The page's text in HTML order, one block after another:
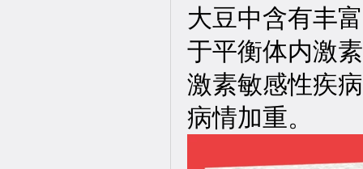
大豆中含有丰
于平衡体内激
激素敏感性疾
病情加重。